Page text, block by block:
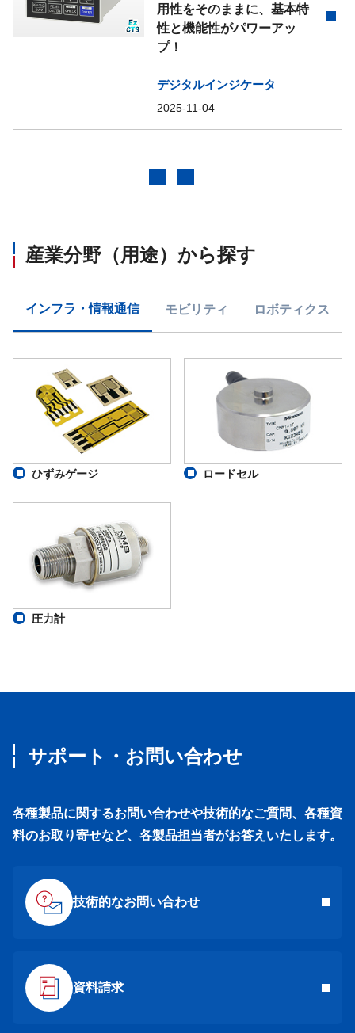
用性をそのままに、基本特
性と機能性がパワーアッ
プ！
デジタルインジケータ
2025-11-04
産業分野（用途）から探す
インフラ・情報通信 モビリティ ロボティクス
ひずみゲージ ロードセル
圧力計
サポート・お問い合わせ
各種製品に関するお問い合わせや技術的なご質問、各種資
料のお取り寄せなど、各製品担当者がお答えいたします。
技術的なお問い合わせ
資料請求